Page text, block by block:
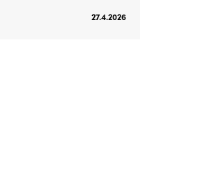
27.4.2026